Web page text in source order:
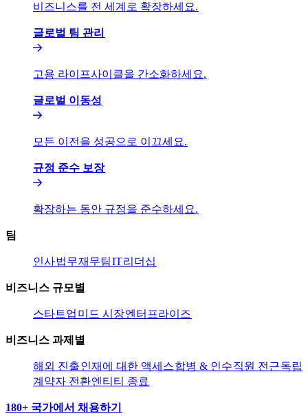
비즈니스를 전 세계로 확장하세요.​​
글로벌 팀 관리​​
고용 라이프사이클을 간소화하세요.​​
글로벌 이동성​​
모든 이전을 성공으로 이끄세요.​​
규정 준수 보장​​
확장하는 동안 규정을 준수하세요.​​
팀​​
인사​​법무​​재무팀​​IT​​리더십​​
비즈니스 규모별​​
스타트업​​ 미드 시장​​엔터프라이즈​​
비즈니스 과제별​​
해외 진출​​인재에 대한 액세스​​합병 & 인수​​직원 전근​​독립
계약자 전환​​엔티티 종료​​
180+ 국가에서 채용하기​​